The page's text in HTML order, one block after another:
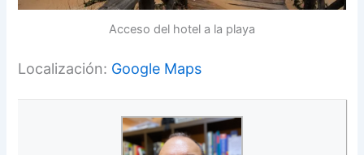
Acceso del hotel a la playa
Localización: Google Maps